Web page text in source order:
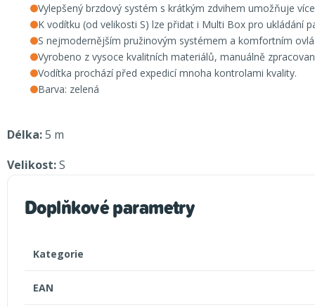
Vylepšený brzdový systém s krátkým zdvihem umožňuje
K vodítku (od velikosti S) lze přidat i Multi Box pro ukládání
S nejmodernějším pružinovým systémem a komfortním
Vyrobeno z vysoce kvalitních materiálů, manuálně
Vodítka prochází před expedicí mnoha kontrolami kvality.
Barva: zelená
Délka:5 m
Velikost:S
Doplňkové parametry
Kategorie
EAN